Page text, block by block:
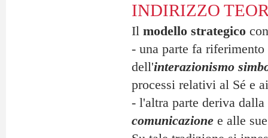
INDIRIZZO
Il modello strategico
- una parte fa
dell'interazionismo
processi relativi al Sé e
- l'altra parte deriva
comunicazionee alle